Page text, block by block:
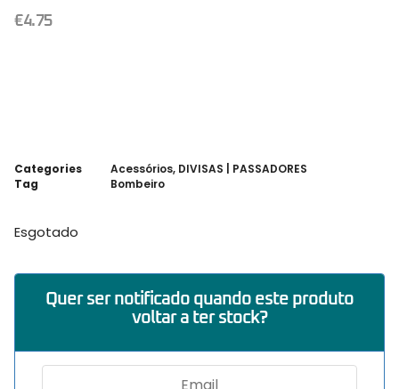
€4.75
Categories Acessórios, DIVISAS | PASSADORES
Tag
Bombeiro
Esgotado
Quer ser notificado quando este produto
voltar a ter stock?